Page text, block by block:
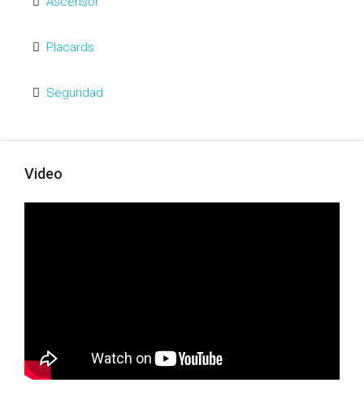
Placards
Seguridad
Video